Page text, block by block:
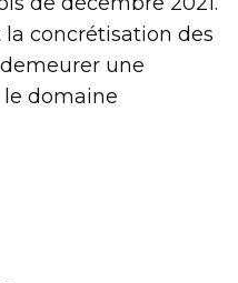
concrétisation des
une
domaine